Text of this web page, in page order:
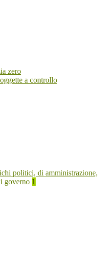
zero
a controllo
politici, di amministrazione,
governo 1